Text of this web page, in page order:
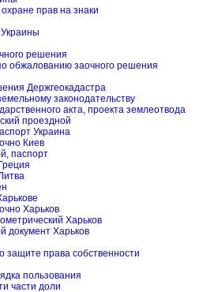
прав на знаки
решения
обжалованию заочного решения
Держгеокадастра
законодательству
акта, проекта землеотвода
проездной
Украина
Киев
паспорт
Харьков
Харьков
документ Харьков
защите права собственности
пользования
части доли